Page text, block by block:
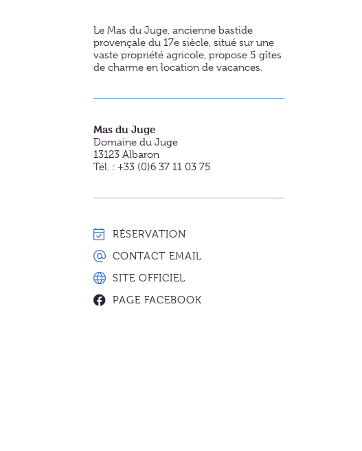
Le Mas du Juge, ancienne bastide
provençale du 17e siècle, situé sur une
vaste propriété agricole, propose 5 gîtes
de charme en location de vacances.
Mas du Juge
Domaine du Juge
13123 Albaron
Tél. : +33 (0)6 37 11 03 75
RÉSERVATION
CONTACT EMAIL
SITE OFFICIEL
PAGE FACEBOOK